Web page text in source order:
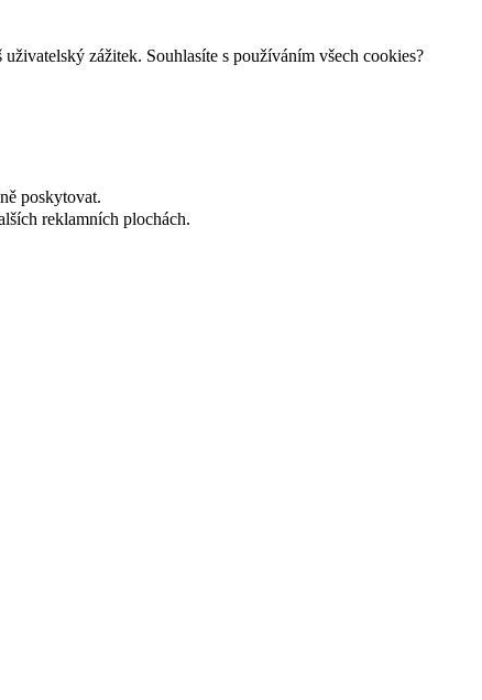
zážitek. Souhlasíte s používáním všech cookies?
poskytovat.
reklamních plochách.